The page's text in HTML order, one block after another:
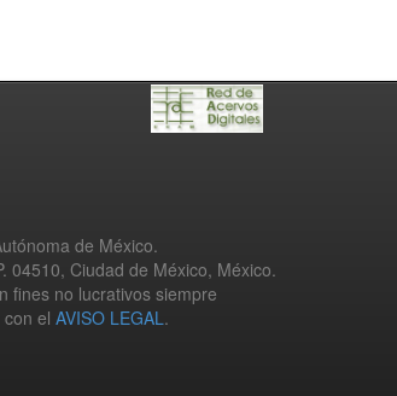
de México.
04510, Ciudad de México, México.
fines no lucrativos siempre
el AVISO LEGAL.